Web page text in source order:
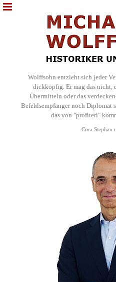
Wolffsohn entzieht sich jeder
dickköpfig. Er mag das nicht,
Übermitteln oder das
Befehlsempfänger noch Diplomat
das von "profiteri"
Cora Stephan